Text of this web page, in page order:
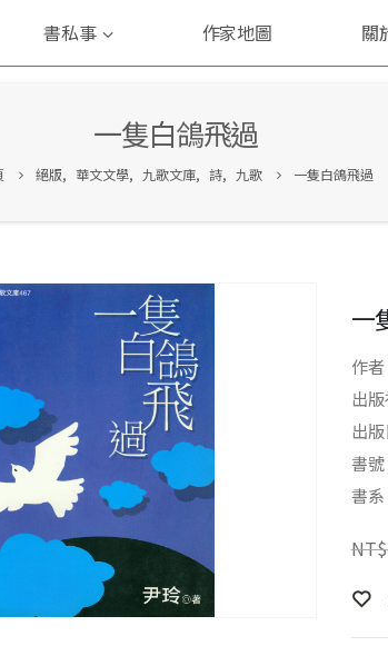
書私事 作家地圖 關
一隻白鴿飛過
絕版, 華文文學, 九歌文庫, 詩, 九歌 一隻白鴿飛過
一
作者
出版
出
書
書系
NT$